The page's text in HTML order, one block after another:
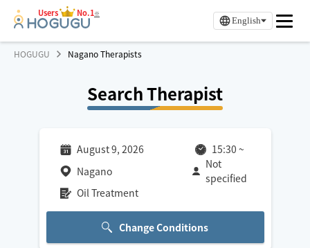
Users No.1※
English
HOGUGU Nagano Therapists
Search Therapist
August 9, 2026 15:30 ~
Nagano
Not
specified
Oil Treatment
Change Conditions